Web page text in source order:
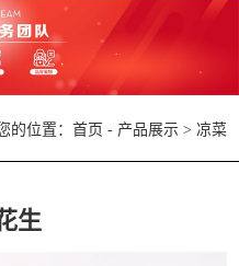
的位置： 首页 - 产品展示> 凉菜
生